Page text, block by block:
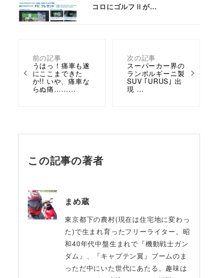
前の記事
うはっ！痛車も遂
にここまできた
か!! いや、痛車な
らぬ痛………
次の記事
スーパーカー界の
ランボルギーニ製
SUV ｢URUS｣ 出
現 …
コロにゴルフⅡが…
この記事の著者
まめ蔵
東京都下の農村(現在は住宅地に変わっ
た)で生まれ育ったフリーライター。昭
和40年代中盤生まれで『機動戦士ガン
ダム』、『キャプテン翼』ブームのま
っただ中にいた世代にあたる。趣味は